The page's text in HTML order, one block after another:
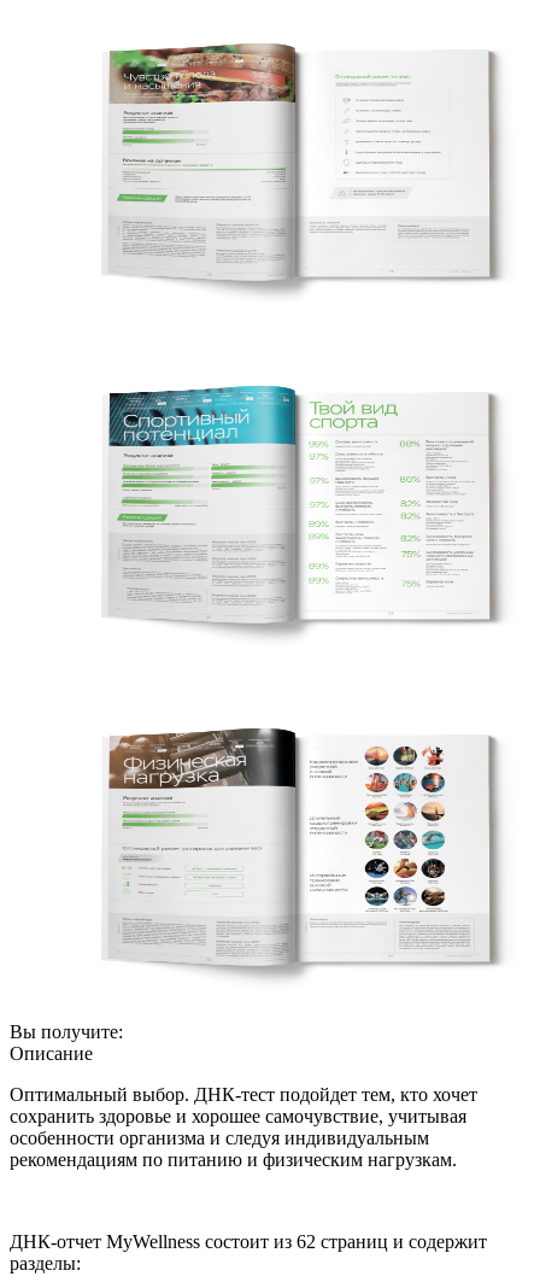
Вы получите:
Описание
Оптимальный выбор. ДНК-тест подойдет тем, кто хочет
сохранить здоровье и хорошее самочувствие, учитывая
особенности организма и следуя индивидуальным
рекомендациям по питанию и физическим нагрузкам.
ДНК-отчет MyWellness состоит из 62 страниц и содержит
разделы: